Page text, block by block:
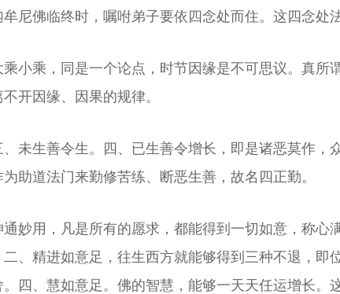
尼佛临终时，嘱咐弟子要依四念处而住。这四念处
小乘，同是一个论点，时节因缘是不可思议。真所
开因缘、因果的规律。
未生善令生。四、已生善令增长，即是诸恶莫作，
助道法门来勤修苦练、断恶生善，故名四正勤。
妙用，凡是所有的愿求，都能得到一切如意，称心
、精进如意足，往生西方就能够得到三种不退，即
四、慧如意足。佛的智慧，能够一天天任运增长。